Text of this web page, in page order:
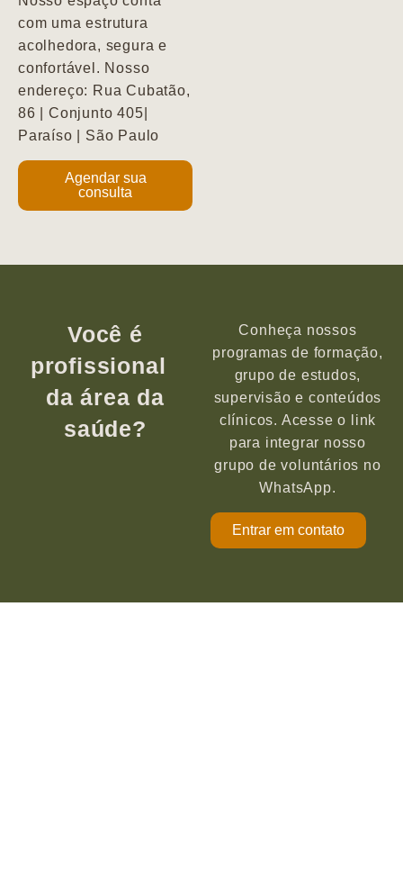
com uma estrutura
acolhedora, segura e
confortável. Nosso
endereço: Rua Cubatão,
86 | Conjunto 405|
Paraíso | São Paulo
Agendar sua
consulta
Você é
profissional
da área da
saúde?
Conheça nossos
programas de formação,
grupo de estudos,
supervisão e conteúdos
clínicos. Acesse o link
para integrar nosso
grupo de voluntários no
WhatsApp.
Entrar em contato